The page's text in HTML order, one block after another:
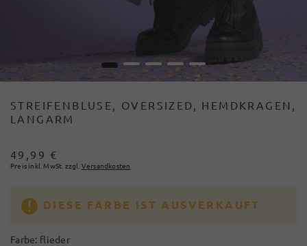
1 2 3 4 5
STREIFENBLUSE, OVERSIZED, HEMDKRAGEN,
LANGARM
49,99 €
Preis inkl. MwSt. zzgl. Versandkosten
DIESE FARBE IST AUSVERKAUFT
Farbe: flieder